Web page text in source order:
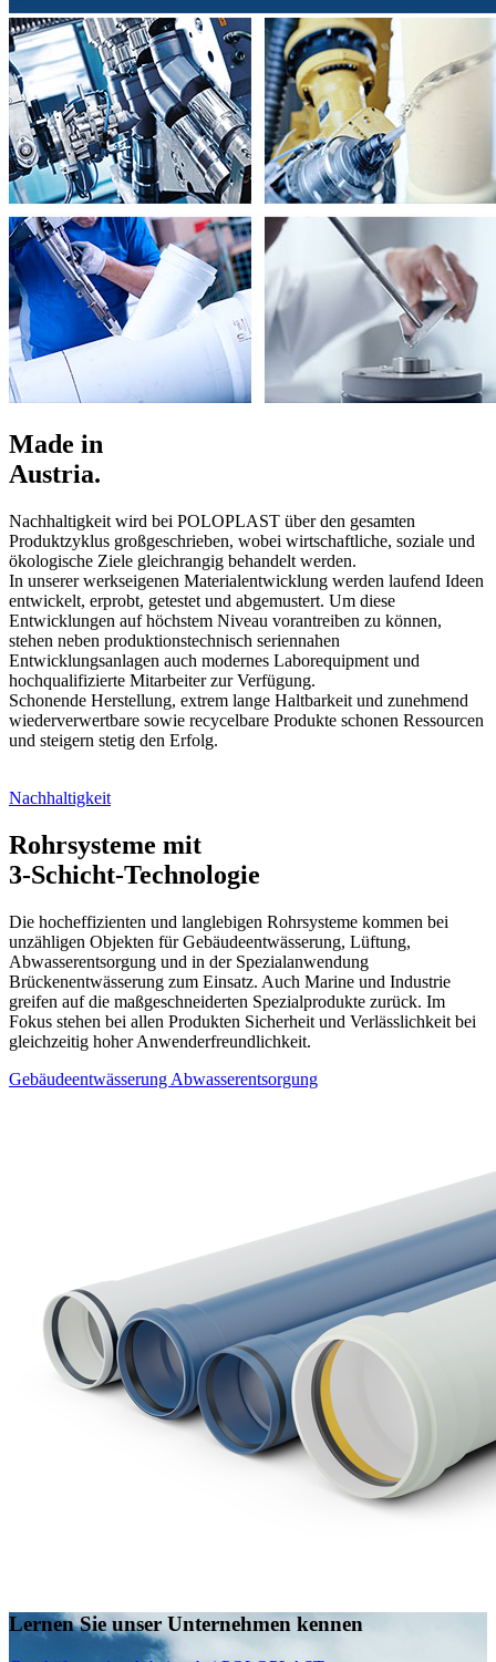
Made in
Austria.
Nachhaltigkeit wird bei POLOPLAST über den gesamten
Produktzyklus großgeschrieben, wobei wirtschaftliche, soziale und
ökologische Ziele gleichrangig behandelt werden.
In unserer werkseigenen Materialentwicklung werden laufend Ideen
entwickelt, erprobt, getestet und abgemustert. Um diese
Entwicklungen auf höchstem Niveau vorantreiben zu können,
stehen neben produktionstechnisch seriennahen
Entwicklungsanlagen auch modernes Laborequipment und
hochqualifizierte Mitarbeiter zur Verfügung.
Schonende Herstellung, extrem lange Haltbarkeit und zunehmend
wiederverwertbare sowie recycelbare Produkte schonen Ressourcen
und steigern stetig den Erfolg.
Nachhaltigkeit
Rohrsysteme mit
3-Schicht-Technologie
Die hocheffizienten und langlebigen Rohrsysteme kommen bei
unzähligen Objekten für Gebäudeentwässerung, Lüftung,
Abwasserentsorgung und in der Spezialanwendung
Brückenentwässerung zum Einsatz. Auch Marine und Industrie
greifen auf die maßgeschneiderten Spezialprodukte zurück. Im
Fokus stehen bei allen Produkten Sicherheit und Verlässlichkeit bei
gleichzeitig hoher Anwenderfreundlichkeit.
Gebäudeentwässerung Abwasserentsorgung
Lernen Sie unser Unternehmen kennen